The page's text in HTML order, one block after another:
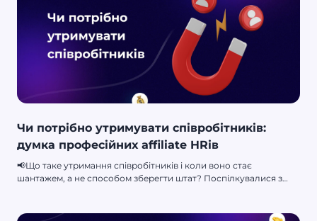
Чи потрібно утримувати співробітників:
думка професійних affiliate HRів
📢Що таке утримання співробітників і коли воно стає
шантажем, а не способом зберегти штат? Поспілкувалися з